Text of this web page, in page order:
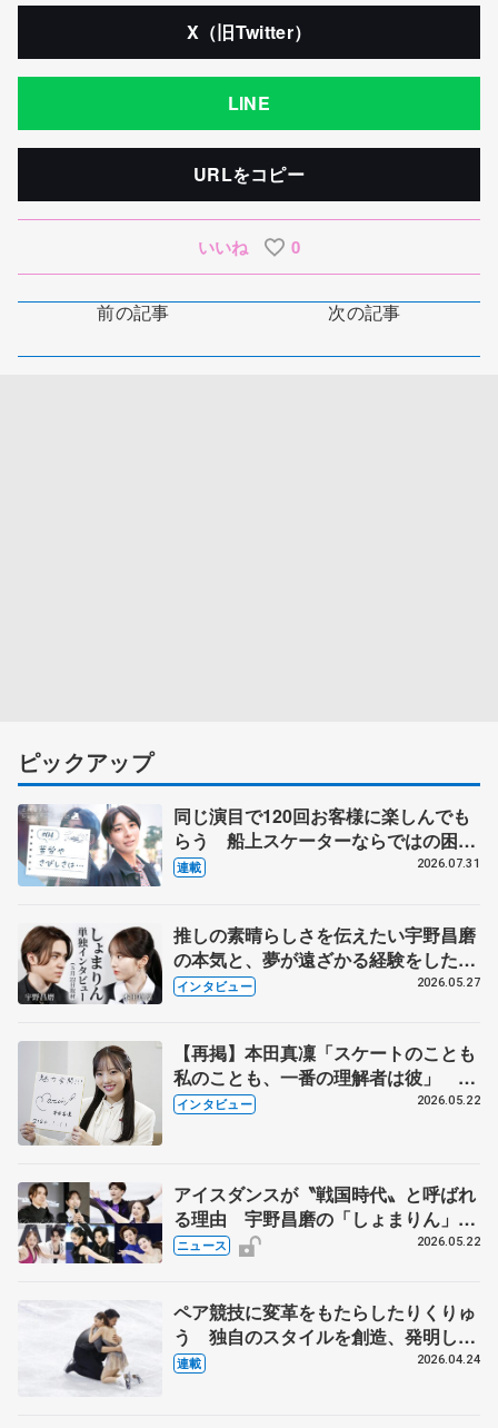
X（旧Twitter）
LINE
URLをコピー
いいね 0
前の記事 次の記事
ピックアップ
同じ演目で120回お客様に楽しんでも
らう 船上スケーターならではの困難
とは 影響あったPIW前キャプテン松
連載 2026.07.31
推しの素晴らしさを伝えたい宇野昌磨
の本気と、夢が遠ざかる経験をした本
田真凜の覚悟
インタビュー 2026.05.27
【再掲】本田真凜「スケートのことも
私のことも、一番の理解者は彼」 引
退時の単独インタビューで語った競技
インタビュー 2026.05.22
アイスダンスが〝戦国時代〟と呼ばれ
る理由 宇野昌磨の「しょまりん」ら
実力者が相次いで参戦 国内の競争激
ニュース 2026.05.22
ペア競技に変革をもたらしたりくりゅ
う 独自のスタイルを創造、発明した
【引退発表後②】
連載 2026.04.24